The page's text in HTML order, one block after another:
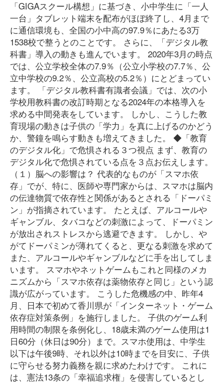
「GIGAスクール構想」に基づき、小中学生に「一人
一台」タブレット端末を配布がほぼ終了し、4月まで
に通信環境も、全国の小中高の97.9％にあたる3万
1538校で整うとのことです。 さらに、「デジタル教
科書」導入の動きも進んでいます。 2020年3月の時点
では、公立学校全体の7.9％（公立小学校の7.7％、公
立中学校の9.2％、公立高校の5.2％）にとどまってい
ます。 「デジタル教科書有識者会議」では、次の小
学校用教科書の改訂時期となる2024年の本格導入を
求める中間発表をしています。 しかし、こうした教
育現場の動きは子供の「学力」を真に上げるのかどう
か、警鐘を鳴らす動きも増えてきました。 ◆「教育
のデジタル化」で危惧される３つ視点 まず、教育の
デジタル化で危惧されている点を３点お伝えします。
（１）脳への影響は？ 代表的なものが「スマホ依
存」でが、特に、医師や専門家からは、スマホは脳内
の伝達物質で依存性と関係があるとされる「ドーパミ
ン」が指摘されています。 たとえば、アルコールや
ギャンブル、タバコなどの刺激によって、ドーパミン
が放出されストレスから逃避できます。 しかし、や
がてドーパミンが薄れてくると、更なる刺激を求めて
また、アルコールやギャンブルなどに手を出してしま
います。 スマホやネットゲームもこれと同様のメカ
ニズムから「スマホ依存は薬物依存と同じ」という認
識が広がっています。 こうした危機感の中、昨年4
月、日本で初めて香川県が「インターネット・ゲーム
依存症対策条例」を施行しました。 子供のゲーム利
用時間の制限を条例化し、18歳未満のゲーム使用は1
日60分（休日は90分）まで。スマホ使用は、中学生
以下は午後9時、それ以外は10時までを目安に、子供
に守らせる努力義務を親に求めたわけです。 これに
は、憲法13条の「幸福追求権」を侵害しているとし